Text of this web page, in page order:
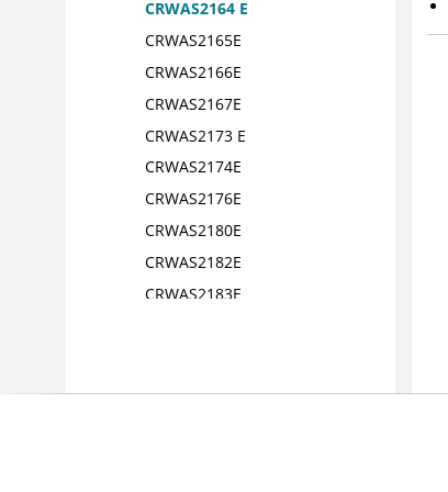
CRWAS2164 E
CRWAS2165E
CRWAS2166E
CRWAS2167E
CRWAS2173 E
CRWAS2174E
CRWAS2176E
CRWAS2180E
CRWAS2182E
CRWAS2183E
CRWAS2186E